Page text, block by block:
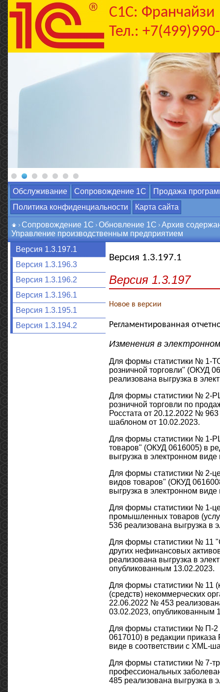
C1С: Франчайзи
Тел.:
Обслуживание Сопровождение 1С
Продажа
Политика конфиденциальности
Карта сайта
Сопровождение 1С Обновление 1С
Архив
Управление производственным предприятием
Версия 1.3.197.1
Версия 1.3.196.3
Версия 1.3.196.2
Версия 1.3.196.1
Версия 1.3.195.1
Версия 1.3.194.2
Версия 1.3.197.1
Версия 1.3.197
Новое в версии
Регламентированная
Изменения в
Для формы статистики № 1-
розничной торговли" (ОКУД
реализована выгрузка в
Для формы статистики № 2-
розничной торговли по
Росстата от 20.12.2022 № 963
шаблоном от 10.02.2023.
Для формы статистики № 1-
товаров" (ОКУД 0616005) в
выгрузка в электронном
Для формы статистики № 2-
видов товаров" (ОКУД
выгрузка в электронном
Для формы статистики № 1-
промышленных товаров
536 реализована выгрузка в
Для формы статистики № 11
других нефинансовых
реализована выгрузка в
опубликованным 13.02.2023.
Для формы статистики № 11
(средств) некоммерческих
22.06.2022 № 453
03.02.2023, опубликованным
Для формы статистики № П-2
0617010) в редакции
виде в соответствии с XML-
Для формы статистики № 7-
профессиональных
485 реализована выгрузка в